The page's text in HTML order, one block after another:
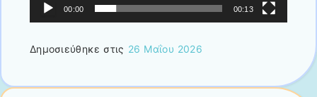
00:00 00:13
Δημοσιεύθηκε στις 26 Μαΐου 2026